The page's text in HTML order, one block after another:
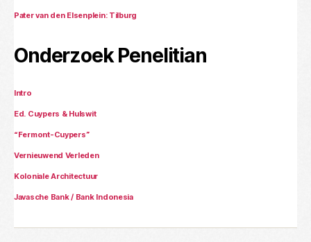
Pater van den Elsenplein: Tilburg
Onderzoek Penelitian
Intro
Ed. Cuypers & Hulswit
“Fermont-Cuypers”
Vernieuwend Verleden
Koloniale Architectuur
Javasche Bank / Bank Indonesia